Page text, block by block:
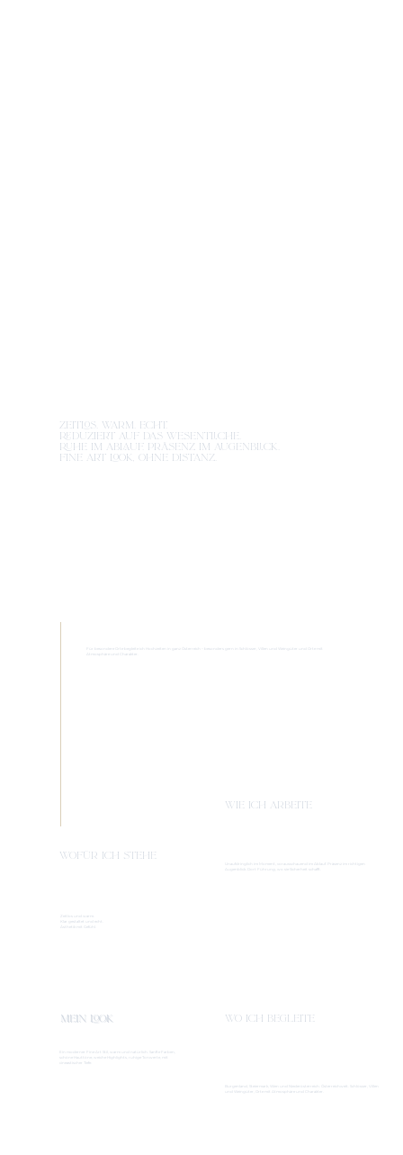
WOFÜR ICH STEHE
Zeitlos und warm.
Klar gestaltet und echt.
Ästhetik mit Gefühl.
WIE ICH ARBEITE
Unaufdringlich im Moment, vorausschauend im Ablauf. Präsenz im richtigen
Augenblick. Dort Führung, wo sie Sicherheit schafft.
ZEITLOS. WARM. ECHT.
REDUZIERT AUF DAS WESENTLICHE.
RUHE IM ABLAUF. PRÄSENZ IM AUGENBLICK.
FINE ART LOOK, OHNE DISTANZ.
Für besondere Orte begleite ich Hochzeiten in ganz Österreich – besonders gern in Schlösser, Villen und Weingüter und Orte mit
Atmosphäre und Charakter.
MEIN LOOK
Ein moderner Fine Art Stil, warm und natürlich. Sanfte Farben,
schöne Hauttöne, weiche Highlights, ruhige Tonwerte, mit
cineastischer Tiefe.
WO ICH BEGLEITE
Burgenland, Steiermark, Wien und Niederösterreich. Österreichweit. Schlösser, Villen
und Weingüter, Orte mit Atmosphäre und Charakter.